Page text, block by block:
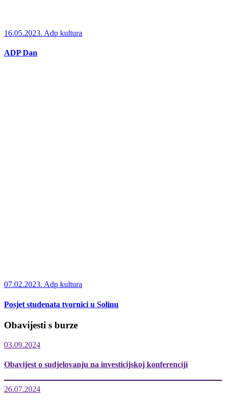
16.05.2023. Adp kultura
ADP Dan
07.02.2023. Adp kultura
Posjet studenata tvornici u Solinu
Obavijesti s burze
03.09.2024
Obavijest o sudjelovanju na investicijskoj konferenciji
26.07.2024